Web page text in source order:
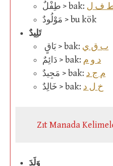
طِفْلٌ > bak: ف ل
مَوْلُودٌ > bu kök
تَلِيدٌ
بَاقٍ > bak: ب ق ي
دَائِمٌ > bak: د و م
مَجِيدٌ > bak: م ج د
خَالِدٌ > bak: خ ل د
Zıt Manada
وَلَدَ